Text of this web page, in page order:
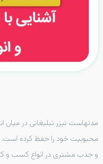
مدتهاست تیزر تبلیغاتی در میان
محبوبیت خود را حفظ کرده است.
و جذب مشتری در انواع کسب و